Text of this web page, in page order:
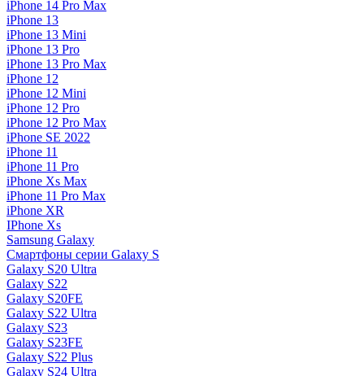
iPhone 14 Pro Max
iPhone 13
iPhone 13 Mini
iPhone 13 Pro
iPhone 13 Pro Max
iPhone 12
iPhone 12 Mini
iPhone 12 Pro
iPhone 12 Pro Max
iPhone SE 2022
iPhone 11
iPhone 11 Pro
iPhone Xs Max
iPhone 11 Pro Max
iPhone XR
IPhone Xs
Samsung Galaxy
Смартфоны серии Galaxy S
Galaxy S20 Ultra
Galaxy S22
Galaxy S20FE
Galaxy S22 Ultra
Galaxy S23
Galaxy S23FE
Galaxy S22 Plus
Galaxy S24 Ultra